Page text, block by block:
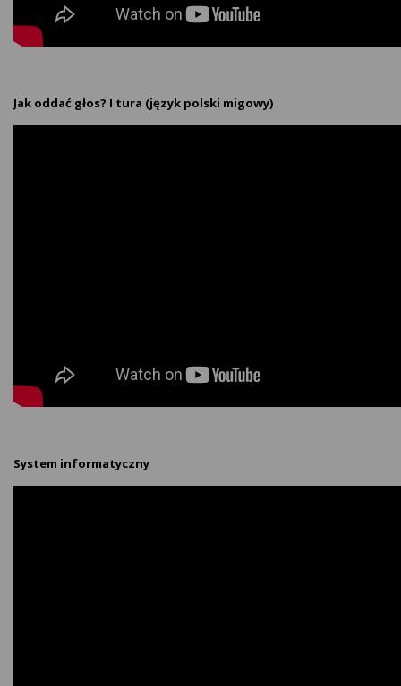
Jak oddać głos? I tura (język polski migowy)
System informatyczny